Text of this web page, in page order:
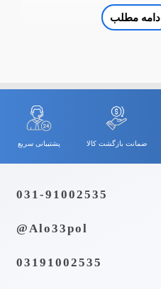
ادامه مطلب
ضمانت بازگشت کالا پشتیبانی سریع
031-91002535
Alo33pol@
03191002535